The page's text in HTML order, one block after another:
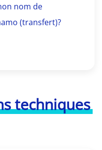
nom de
(transfert)?
techniques